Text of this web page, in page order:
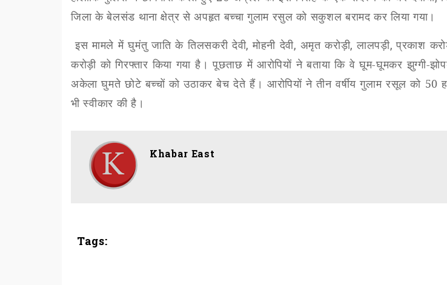
जिला के बेलसंड थाना क्षेत्र से अपहृत बच्चा गुलाम रसुल को सकुशल बरामद कर लिया गया।
इस मामले में घुमंतु जाति के तिलसकरी देवी,मोहनी देवी, अमृत करोड़ी,लालपड़ी,प्रकाश
करोड़ी को गिरफ्तार किया गया है। पूछताछ में आरोपियों ने बताया कि वे घूम-घूमकर
अकेला घुमते छोटे बच्चों को उठाकर बेच देते हैं। आरोपियों ने तीन वर्षीय गुलाम रसूल को 50
भी स्वीकार की है।
Khabar East
Tags: